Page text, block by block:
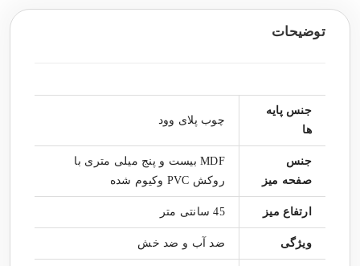
توضیحات
جنس پایه
ها
چوب پلای وود
جنس
صفحه میز
MDF بیست و پنج میلی متری با
روکش PVC وکیوم شده
ارتفاع میز 45 سانتی متر
ویژگی ضد آب و ضد خش